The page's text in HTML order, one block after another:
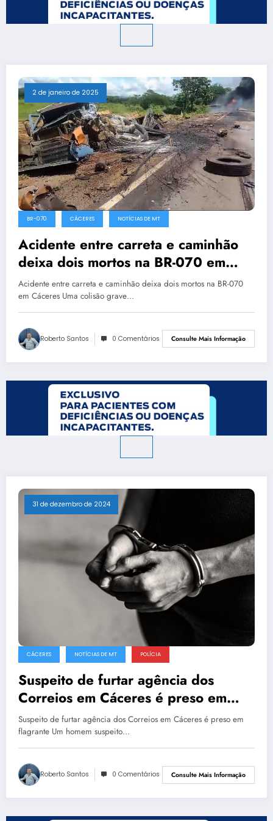
2 de janeiro de 2025
BR-070 CÁCERES NOTÍCIAS DE MT
Acidente entre carreta e caminhão
deixa dois mortos na BR-070 em
Cáceres
Acidente entre carreta e caminhão deixa dois mortos na BR-070
em Cáceres Uma colisão grave…
Roberto Santos 0 Comentários Consulte Mais Informação
31 de dezembro de 2024
CÁCERES NOTÍCIAS DE MT POLÍCIA
Suspeito de furtar agência dos
Correios em Cáceres é preso em
flagrante
Suspeito de furtar agência dos Correios em Cáceres é preso em
flagrante Um homem suspeito…
Roberto Santos 0 Comentários Consulte Mais Informação